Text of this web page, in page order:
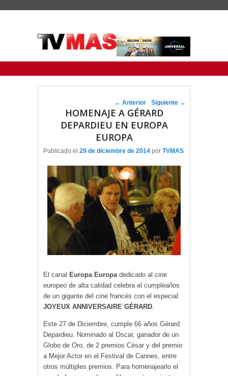
Navegador de artículos
← Anterior Siguiente →
HOMENAJE A GÉRARD
DEPARDIEU EN EUROPA
EUROPA
Publicado el 29 de diciembre de 2014 por TVMAS
El canal Europa Europadedicado al cine
europeo de alta calidad celebra el cumpleaños
de un gigante del cine francés con el especial
JOYEUX ANNIVERSAIRE GÉRARD.
Este 27 de Diciembre, cumple 66 años Gérard
Depardieu. Nominado al Oscar, ganador de un
Globo de Oro, de 2 premios César y del premio
a Mejor Actor en el Festival de Cannes, entre
otros múltiples premios. Para homenajearlo el